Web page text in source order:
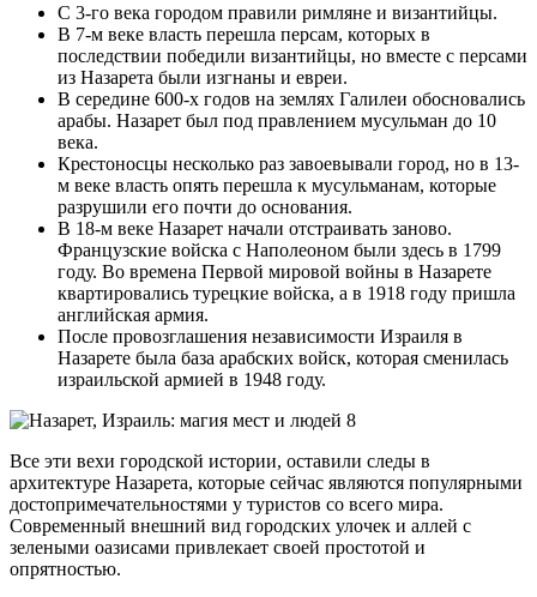
С 3-го века городом правили римляне и византийцы.
В 7-м веке власть перешла персам, которых в
последствии победили византийцы, но вместе с персами
из Назарета были изгнаны и евреи.
В середине 600-х годов на землях Галилеи обосновались
арабы. Назарет был под правлением мусульман до 10
века.
Крестоносцы несколько раз завоевывали город, но в 13-
м веке власть опять перешла к мусульманам, которые
разрушили его почти до основания.
В 18-м веке Назарет начали отстраивать заново.
Французские войска с Наполеоном были здесь в 1799
году. Во времена Первой мировой войны в Назарете
квартировались турецкие войска, а в 1918 году пришла
английская армия.
После провозглашения независимости Израиля в
Назарете была база арабских войск, которая сменилась
израильской армией в 1948 году.
Все эти вехи городской истории, оставили следы в
архитектуре Назарета, которые сейчас являются популярными
достопримечательностями у туристов со всего мира.
Современный внешний вид городских улочек и аллей с
зелеными оазисами привлекает своей простотой и
опрятностью.